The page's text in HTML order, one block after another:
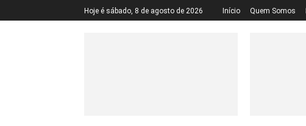
Hoje é sábado, 8 de agosto de 2026 Início Quem Somos